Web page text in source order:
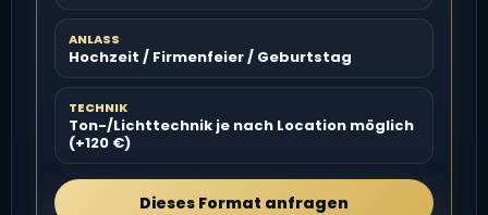
ANLASS
Hochzeit / Firmenfeier / Geburtstag
TECHNIK
Ton-/Lichttechnik je nach Location möglich
(+120 €)
Dieses Format anfragen